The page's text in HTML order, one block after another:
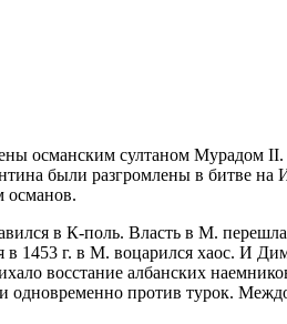
османским султаном Мурадом
были разгромлены в битве на
османов.
в К-поль. Власть в М.
г. в М. воцарился хаос. И
восстание албанских
против турок.